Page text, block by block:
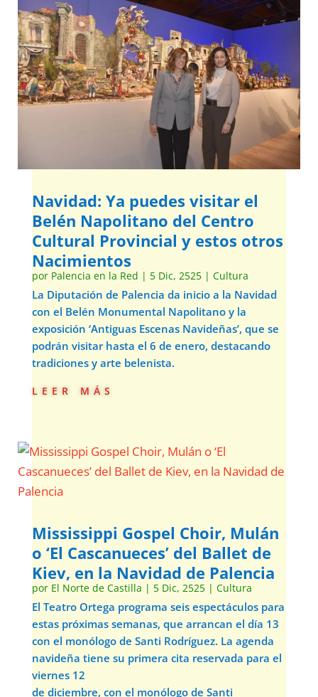
Navidad: Ya puedes visitar el
Belén Napolitano del Centro
Cultural Provincial y estos otros
Nacimientos
por Palencia en la Red | 5 Dic, 2525| Cultura
La Diputación de Palencia da inicio a la Navidad
con el Belén Monumental Napolitano y la
exposición ‘Antiguas Escenas Navideñas’, que se
podrán visitar hasta el 6 de enero, destacando
tradiciones y arte belenista.
leer más
Mississippi Gospel Choir, Mulán
o ‘El Cascanueces’ del Ballet de
Kiev, en la Navidad de Palencia
por El Norte de Castilla | 5 Dic, 2525| Cultura
El Teatro Ortega programa seis espectáculos para
estas próximas semanas, que arrancan el día 13
con el monólogo de Santi Rodríguez. La agenda
navideña tiene su primera cita reservada para el
viernes 12
de diciembre, con el monólogo de Santi